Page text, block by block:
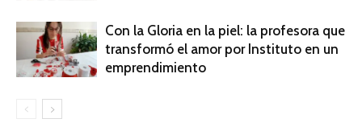
Con la Gloria en la piel: la profesora que
transformó el amor por Instituto en un
emprendimiento